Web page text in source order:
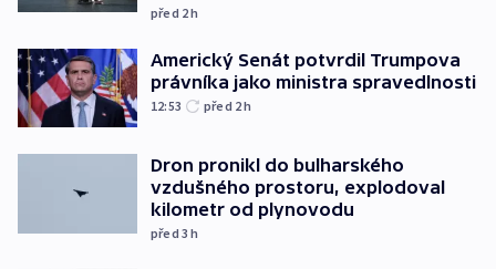
před 2h
Americký Senát potvrdil Trumpova
právníka jako ministra spravedlnosti
12:53 před 2h
Dron pronikl do bulharského
vzdušného prostoru, explodoval
kilometr od plynovodu
před 3h